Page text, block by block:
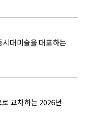
대미술을 대표하는
교차하는 2026년